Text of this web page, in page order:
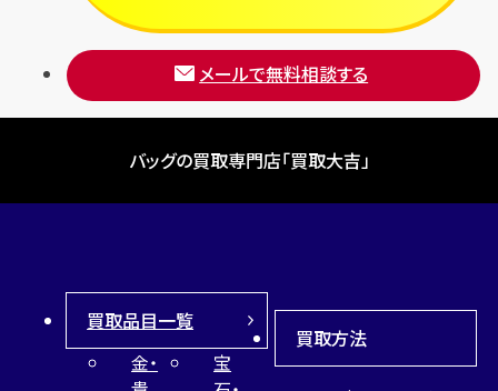
メールで無料相談する
バッグの買取専門店「買取大吉」
買取品目一覧
金・
宝
買取方法